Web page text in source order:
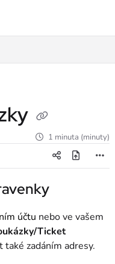
1 minuta (minuty)
účtu nebo ve vašem
Ticket
zadáním adresy.